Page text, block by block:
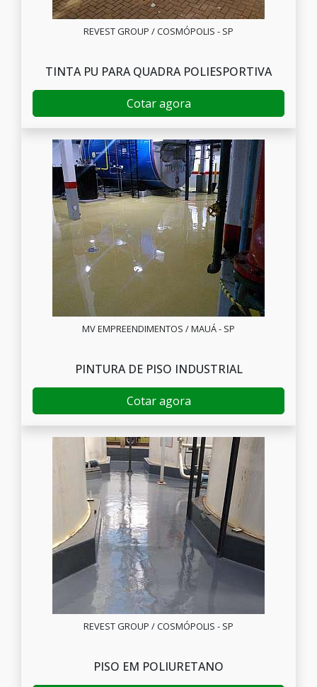
REVEST GROUP / COSMÓPOLIS - SP
TINTA PU PARA QUADRA POLIESPORTIVA
Cotar agora
MV EMPREENDIMENTOS / MAUÁ - SP
PINTURA DE PISO INDUSTRIAL
Cotar agora
REVEST GROUP / COSMÓPOLIS - SP
PISO EM POLIURETANO